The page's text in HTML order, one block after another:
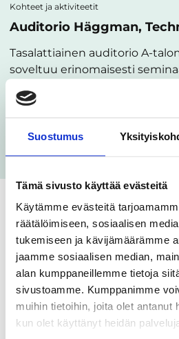
Suostumus
Tämä sivusto käyttää evästeitä
Käytämme evästeitä
räätälöimiseen, sosiaalisen
tukemiseen ja kävijämäärämme
jaamme sosiaalisen median,
alan kumppaneillemme tietoja
sivustoamme. Kumppanimme
muihin tietoihin, joita olet antanut
kun olet käyttänyt heidän
Kohteet ja aktiviteetit
Auditorio Häggman,
Tasalattiainen auditorio A-
soveltuu erinomaisesti
avara tila, jossa isot ikkunat.
Kohteen sivulle
Katso
Kokous- ja
tapahtumatilat
Tampereen seudulla